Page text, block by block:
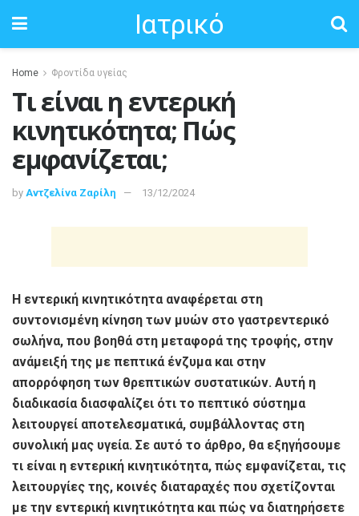
Ιατρικό
Home Φροντίδα υγείας
Τι είναι η εντερική
κινητικότητα; Πώς
εμφανίζεται;
by Αντζελίνα Ζαρίλη 13/12/2024
Η εντερική κινητικότητα αναφέρεται στη
συντονισμένη κίνηση των μυών στο γαστρεντερικό
σωλήνα, που βοηθά στη μεταφορά της τροφής, στην
ανάμειξή της με πεπτικά ένζυμα και στην
απορρόφηση των θρεπτικών συστατικών. Αυτή η
διαδικασία διασφαλίζει ότι το πεπτικό σύστημα
λειτουργεί αποτελεσματικά, συμβάλλοντας στη
συνολική μας υγεία. Σε αυτό το άρθρο, θα εξηγήσουμε
τι είναι η εντερική κινητικότητα, πώς εμφανίζεται, τις
λειτουργίες της, κοινές διαταραχές που σχετίζονται
με την εντερική κινητικότητα και πώς να διατηρήσετε